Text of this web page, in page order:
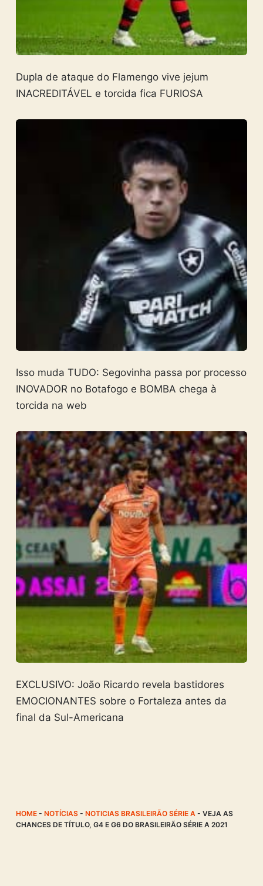
Dupla de ataque do Flamengo vive jejum
INACREDITÁVEL e torcida fica FURIOSA
Isso muda TUDO: Segovinha passa por processo
INOVADOR no Botafogo e BOMBA chega à
torcida na web
EXCLUSIVO: João Ricardo revela bastidores
EMOCIONANTES sobre o Fortaleza antes da
final da Sul-Americana
HOME- NOTÍCIAS- NOTICIAS BRASILEIRÃO SÉRIE A- VEJA AS
CHANCES DE TÍTULO, G4 E G6 DO BRASILEIRÃO SÉRIE A 2021